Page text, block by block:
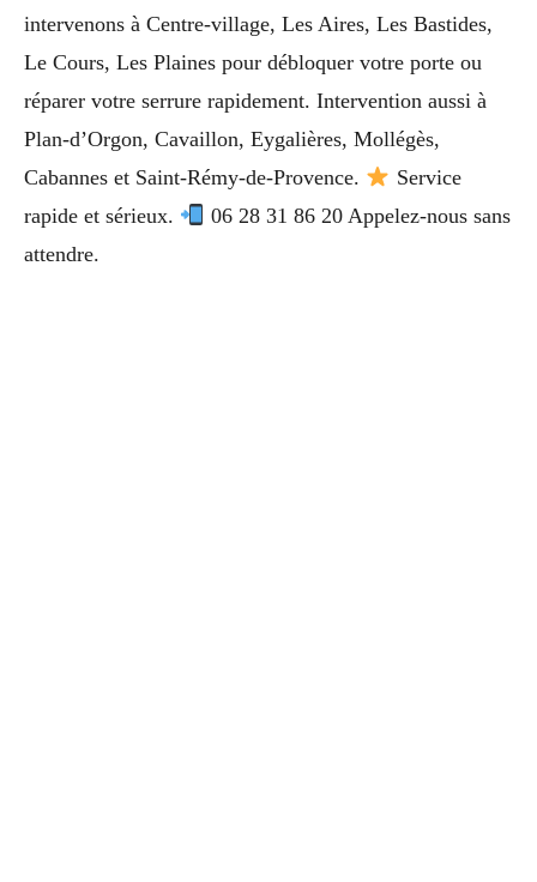
intervenons à Centre-village, Les Aires, Les Bastides,
Le Cours, Les Plaines pour débloquer votre porte ou
réparer votre serrure rapidement. Intervention aussi à
Plan-d’Orgon, Cavaillon, Eygalières, Mollégès,
Cabannes et Saint-Rémy-de-Provence.
Service
rapide et sérieux.
06 28 31 86 20 Appelez-nous sans
attendre.